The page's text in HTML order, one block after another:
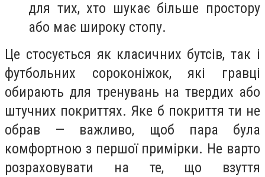
для тих, хто шукає більше простору
або має широку стопу.
Це стосується як класичних бутсів, так і
футбольних сороконіжок, які гравці
обирають для тренувань на твердих або
штучних покриттях. Яке б покриття ти не
обрав — важливо, щоб пара була
комфортною з першої примірки. Не варто
розраховувати на те, що взуття